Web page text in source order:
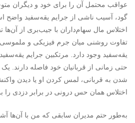
عواقب محتمل آن را برای خود و دیگران
گود، آسیب ناشی از جرایم یقه‌سفید واضح
اختلاس مال سهام‌داران با جیب‌بری از آن‌ها
تفاوت روشنی میان جرم فیزیکی و ملموسی
یقه‌‌‌‌‌‌سفید وجود دارد. مرتکبین جرایم
حتی زمانی از قربانیان خود فاصله دارند.
شدن به قربانی، لمس کردن او یا دیدن
اختلاس همان حس درونی در برابر دزدی را
به‌طور حتم مدیران سابقی که من با آن‌ها